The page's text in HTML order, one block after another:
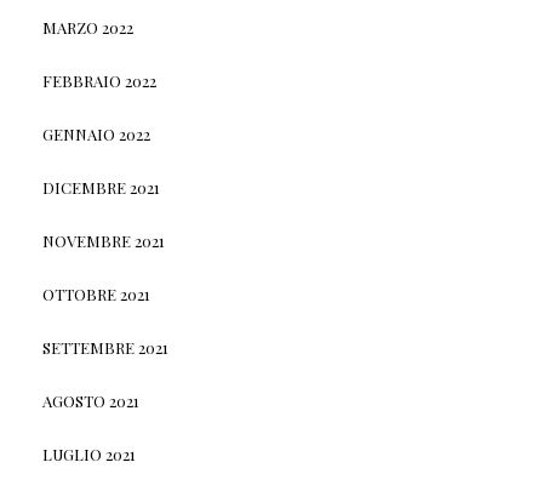
MARZO 2022
FEBBRAIO 2022
GENNAIO 2022
DICEMBRE 2021
NOVEMBRE 2021
OTTOBRE 2021
SETTEMBRE 2021
AGOSTO 2021
LUGLIO 2021